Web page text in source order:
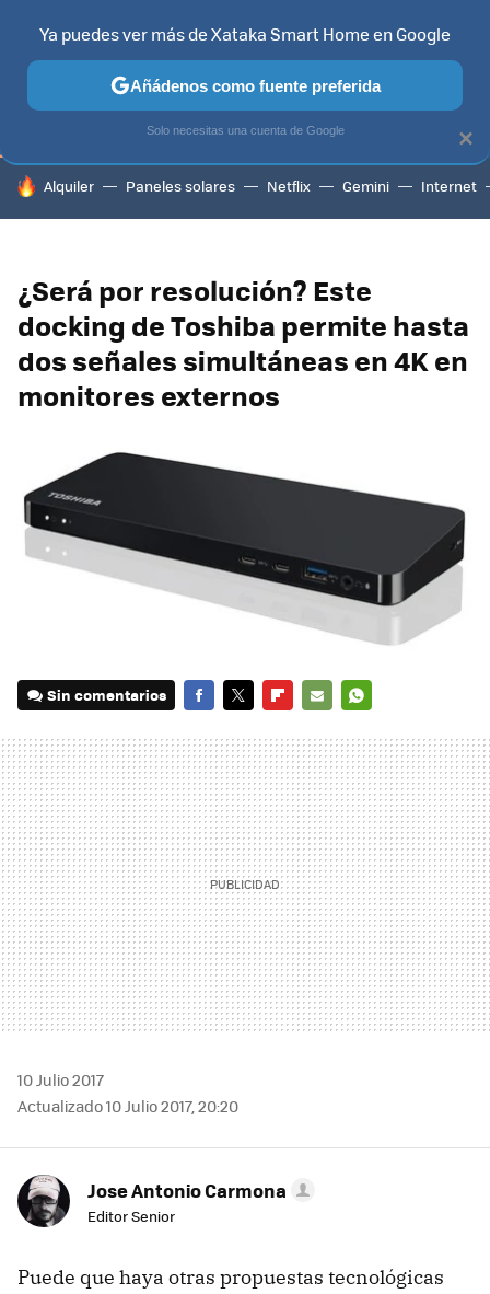
TELEVISORES CONTENIDOS SMART TV SELECCIÓN
HOY SE HABLA DE
Alquiler Paneles solares Netflix Gemini Internet
¿Será por resolución? Este
docking de Toshiba permite hasta
dos señales simultáneas en 4K en
monitores externos
Sin comentarios
MAIL
10 Julio 2017
Actualizado 10 Julio 2017, 20:20
Jose Antonio Carmona
Editor Senior
Puede que haya otras propuestas tecnológicas
×
Ya puedes ver más de Xataka Smart Home en Google
Añádenos como fuente preferida
Solo necesitas una cuenta de Google